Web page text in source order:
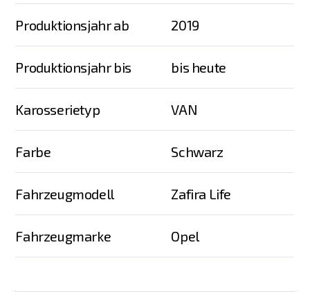
Produktionsjahr ab 2019
Produktionsjahr bis bis heute
Karosserietyp VAN
Farbe Schwarz
Fahrzeugmodell Zafira Life
Fahrzeugmarke Opel